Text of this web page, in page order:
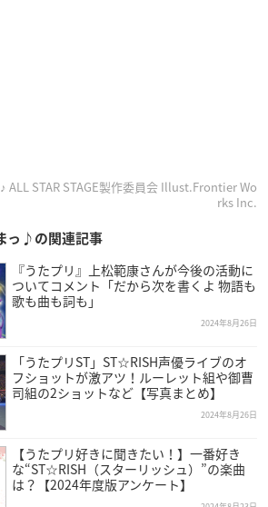
STAR STAGE製作委員会 Illust.Frontier Wo
rks Inc.
っ♪の関連記事
『うたプリ』上松範康さんが今後の活動に
ついてコメント「だから次を書くよ 物語も
歌も曲も詞も」
2024年8月26日
「うたプリST」ST☆RISH声優ライブのオ
フショットが激アツ！ルーレット組や御曹
司組の2ショットなど【写真まとめ】
2024年8月26日
【うたプリ好きに聞きたい！】一番好き
な“ST☆RISH（スターリッシュ）”の楽曲
は？【2024年度版アンケート】